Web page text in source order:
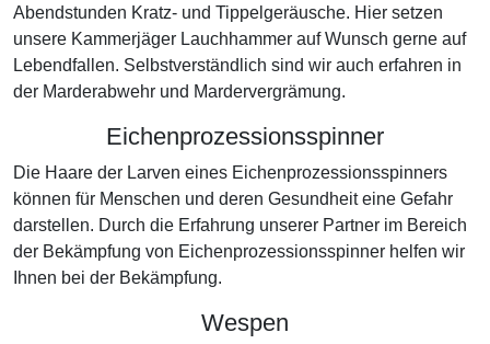
Abendstunden Kratz- und Tippelgeräusche. Hier setzen
unsere Kammerjäger Lauchhammer auf Wunsch gerne auf
Lebendfallen. Selbstverständlich sind wir auch erfahren in
der Marderabwehr und Mardervergrämung.
Eichenprozessionsspinner
Die Haare der Larven eines Eichenprozessionsspinners
können für Menschen und deren Gesundheit eine Gefahr
darstellen. Durch die Erfahrung unserer Partner im Bereich
der Bekämpfung von Eichenprozessionsspinner helfen wir
Ihnen bei der Bekämpfung.
Wespen